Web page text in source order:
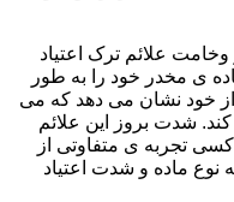
علائم ترک اعتیاد
ی مخدر خود را به طور
از خود نشان می دهد که می
شدت بروز این علائم
تجربه ی متفاوتی از
نوع ماده و شدت اعتیاد